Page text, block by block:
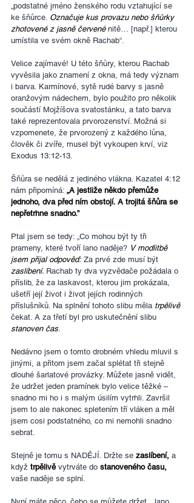
„podstatné jméno ženského rodu vztahující se
ke šňůrce. Označuje kus provazu nebo šňůrky
zhotovené z jasně červené nitě… [např.] kterou
umístila ve svém okně Rachab“.
Velice zajímavé! U této šňůry, kterou Rachab
vyvěsila jako znamení z okna, má tedy význam
i barva. Karmínové, sytě rudé barvy s jasně
oranžovým nádechem, bylo použito pro několik
součástí Mojžíšova svatostánku, a tato barva
také reprezentovala prvorozenství. Možná si
vzpomenete, že prvorozený z každého lůna,
člověk či zvíře, musel být vykoupen krví, viz
Exodus 13:12-13.
Šňůra se nedělá z jediného vlákna. Kazatel 4:12
nám připomíná: „A jestliže někdo přemůže
jednoho, dva před ním obstojí. A trojitá šňůra se
nepřetrhne snadno.”
Ptal jsem se tedy: „Co mohou být ty tři
prameny, které tvoří lano naděje? V modlitbě
jsem přijal odpověď: Za prvé zde musí být
zaslíbení. Rachab ty dva vyzvědače požádala o
příslib, že za laskavost, kterou jim prokázala,
ušetří její život i život jejích rodinných
příslušníků. Na splnění tohoto slibu měla trpělivě
čekat. A za třetí byl pro uskutečnění slibu
stanoven čas.
Nedávno jsem o tomto drobném vhledu mluvil s
jinými, a přitom jsem začal splétat tři stejně
dlouhé šarlatové provázky. Můžete jasně vidět,
že udržet jeden pramínek bylo velice těžké –
snadno mi ho i s malým úsilím vytrhli. Završil
jsem to ale nakonec spletením tří vláken a měl
jsem cosi podstatného, co mi nemohli snadno
sebrat.
Stejně je tomu s NADĚJÍ. Držte se zaslíbení, a
když trpělivě vytrváte do stanoveného času,
vaše naděje se splní.